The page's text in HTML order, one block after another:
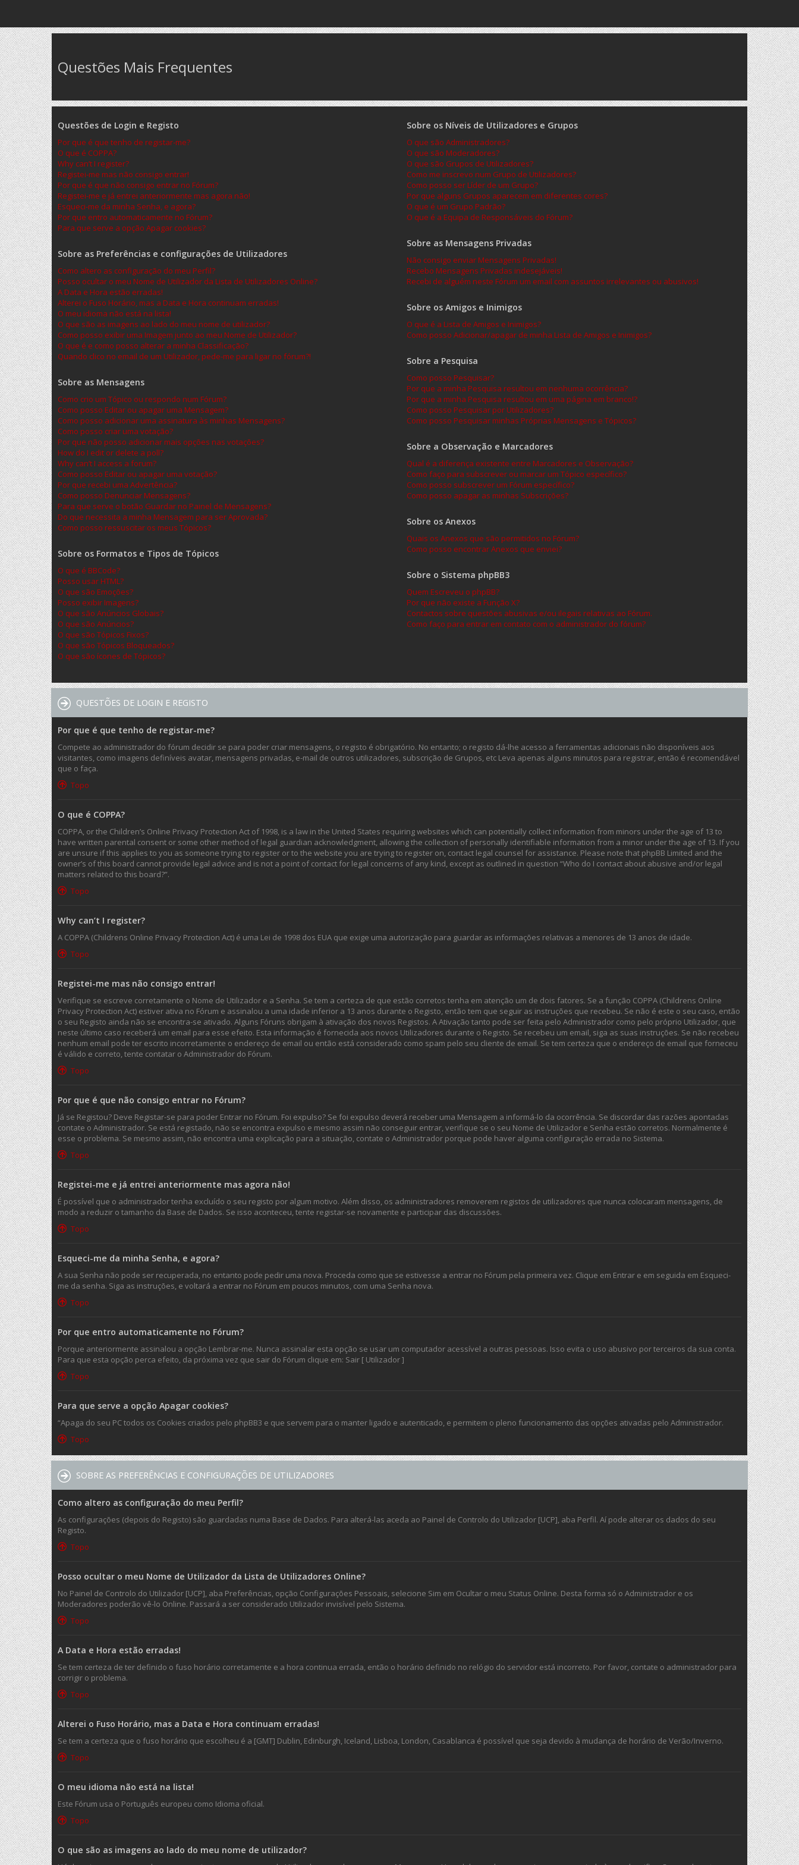
Questões Mais Frequentes
Questões de Login e Registo
Por que é que tenho de registar-me?
O que é COPPA?
Why can’t I register?
Registei-me mas não consigo entrar!
Por que é que não consigo entrar no Fórum?
Registei-me e já entrei anteriormente mas agora não!
Esqueci-me da minha Senha, e agora?
Por que entro automaticamente no Fórum?
Para que serve a opção Apagar cookies?
Sobre as Preferências e configurações de Utilizadores
Como altero as configuração do meu Perfil?
Posso ocultar o meu Nome de Utilizador da Lista de Utilizadores Online?
A Data e Hora estão erradas!
Alterei o Fuso Horário, mas a Data e Hora continuam erradas!
O meu idioma não está na lista!
O que são as imagens ao lado do meu nome de utilizador?
Como posso exibir uma Imagem junto ao meu Nome de Utilizador?
O que é e como posso alterar a minha Classificação?
Quando clico no email de um Utilizador, pede-me para ligar no fórum?!
Sobre as Mensagens
Como crio um Tópico ou respondo num Fórum?
Como posso Editar ou apagar uma Mensagem?
Como posso adicionar uma assinatura às minhas Mensagens?
Como posso criar uma votação?
Por que não posso adicionar mais opções nas votações?
How do I edit or delete a poll?
Why can’t I access a forum?
Como posso Editar ou apagar uma votação?
Por que recebi uma Advertência?
Como posso Denunciar Mensagens?
Para que serve o botão Guardar no Painel de Mensagens?
Do que necessita a minha Mensagem para ser Aprovada?
Como posso ressuscitar os meus Tópicos?
Sobre os Formatos e Tipos de Tópicos
O que é BBCode?
Posso usar HTML?
O que são Emoções?
Posso exibir Imagens?
O que são Anúncios Globais?
O que são Anúncios?
O que são Tópicos Fixos?
O que são Tópicos Bloqueados?
O que são ícones de Tópicos?
Sobre os Níveis de Utilizadores e Grupos
O que são Administradores?
O que são Moderadores?
O que são Grupos de Utilizadores?
Como me inscrevo num Grupo de Utilizadores?
Como posso ser Líder de um Grupo?
Por que alguns Grupos aparecem em diferentes cores?
O que é um Grupo Padrão?
O que é a Equipa de Responsáveis do Fórum?
Sobre as Mensagens Privadas
Não consigo enviar Mensagens Privadas!
Recebo Mensagens Privadas indesejáveis!
Recebi de alguém neste Fórum um email com assuntos irrelevantes ou abusivos!
Sobre os Amigos e Inimigos
O que é a Lista de Amigos e Inimigos?
Como posso Adicionar/apagar de minha Lista de Amigos e Inimigos?
Sobre a Pesquisa
Como posso Pesquisar?
Por que a minha Pesquisa resultou em nenhuma ocorrência?
Por que a minha Pesquisa resultou em uma página em branco!?
Como posso Pesquisar por Utilizadores?
Como posso Pesquisar minhas Próprias Mensagens e Tópicos?
Sobre a Observação e Marcadores
Qual é a diferença existente entre Marcadores e Observação?
Como faço para subscrever ou marcar um Tópico específico?
Como posso subscrever um Fórum específico?
Como posso apagar as minhas Subscrições?
Sobre os Anexos
Quais os Anexos que são permitidos no Fórum?
Como posso encontrar Anexos que enviei?
Sobre o Sistema phpBB3
Quem Escreveu o phpBB?
Por que não existe a Função X?
Contactos sobre questões abusivas e/ou ilegais relativas ao Fórum.
Como faço para entrar em contato com o administrador do fórum?
QUESTÕES DE LOGIN E REGISTO
Por que é que tenho de registar-me?
Compete ao administrador do fórum decidir se para poder criar mensagens, o registo é obrigatório. No entanto; o registo dá-lhe acesso a ferramentas adicionais não disponíveis aos
visitantes, como imagens definíveis avatar, mensagens privadas, e-mail de outros utilizadores, subscrição de Grupos, etc Leva apenas alguns minutos para registrar, então é recomendável
que o faça.
Topo
O que é COPPA?
COPPA, or the Children’s Online Privacy Protection Act of 1998, is a law in the United States requiring websites which can potentially collect information from minors under the age of 13 to
have written parental consent or some other method of legal guardian acknowledgment, allowing the collection of personally identifiable information from a minor under the age of 13. If you
are unsure if this applies to you as someone trying to register or to the website you are trying to register on, contact legal counsel for assistance. Please note that phpBB Limited and the
owner’s of this board cannot provide legal advice and is not a point of contact for legal concerns of any kind, except as outlined in question “Who do I contact about abusive and/or legal
matters related to this board?”.
Topo
Why can’t I register?
A COPPA (Childrens Online Privacy Protection Act) é uma Lei de 1998 dos EUA que exige uma autorização para guardar as informações relativas a menores de 13 anos de idade.
Topo
Registei-me mas não consigo entrar!
Verifique se escreve corretamente o Nome de Utilizador e a Senha. Se tem a certeza de que estão corretos tenha em atenção um de dois fatores. Se a função COPPA (Childrens Online
Privacy Protection Act) estiver ativa no Fórum e assinalou a uma idade inferior a 13 anos durante o Registo, então tem que seguir as instruções que recebeu. Se não é este o seu caso, então
o seu Registo ainda não se encontra-se ativado. Alguns Fóruns obrigam à ativação dos novos Registos. A Ativação tanto pode ser feita pelo Administrador como pelo próprio Utilizador, que
neste último caso receberá um email para esse efeito. Esta informação é fornecida aos novos Utilizadores durante o Registo. Se recebeu um email, siga as suas instruções. Se não recebeu
nenhum email pode ter escrito incorretamente o endereço de email ou então está considerado como spam pelo seu cliente de email. Se tem certeza que o endereço de email que forneceu
é válido e correto, tente contatar o Administrador do Fórum.
Topo
Por que é que não consigo entrar no Fórum?
Já se Registou? Deve Registar-se para poder Entrar no Fórum. Foi expulso? Se foi expulso deverá receber uma Mensagem a informá-lo da ocorrência. Se discordar das razões apontadas
contate o Administrador. Se está registado, não se encontra expulso e mesmo assim não conseguir entrar, verifique se o seu Nome de Utilizador e Senha estão corretos. Normalmente é
esse o problema. Se mesmo assim, não encontra uma explicação para a situação, contate o Administrador porque pode haver alguma configuração errada no Sistema.
Topo
Registei-me e já entrei anteriormente mas agora não!
É possível que o administrador tenha excluído o seu registo por algum motivo. Além disso, os administradores removerem registos de utilizadores que nunca colocaram mensagens, de
modo a reduzir o tamanho da Base de Dados. Se isso aconteceu, tente registar-se novamente e participar das discussões.
Topo
Esqueci-me da minha Senha, e agora?
A sua Senha não pode ser recuperada, no entanto pode pedir uma nova. Proceda como que se estivesse a entrar no Fórum pela primeira vez. Clique em Entrar e em seguida em Esqueci-
me da senha. Siga as instruções, e voltará a entrar no Fórum em poucos minutos, com uma Senha nova.
Topo
Por que entro automaticamente no Fórum?
Porque anteriormente assinalou a opção Lembrar-me. Nunca assinalar esta opção se usar um computador acessível a outras pessoas. Isso evita o uso abusivo por terceiros da sua conta.
Para que esta opção perca efeito, da próxima vez que sair do Fórum clique em: Sair [ Utilizador ]
Topo
Para que serve a opção Apagar cookies?
“Apaga do seu PC todos os Cookies criados pelo phpBB3 e que servem para o manter ligado e autenticado, e permitem o pleno funcionamento das opções ativadas pelo Administrador.
Topo
SOBRE AS PREFERÊNCIAS E CONFIGURAÇÕES DE UTILIZADORES
Como altero as configuração do meu Perfil?
As configurações (depois do Registo) são guardadas numa Base de Dados. Para alterá-las aceda ao Painel de Controlo do Utilizador [UCP], aba Perfil. Aí pode alterar os dados do seu
Registo.
Topo
Posso ocultar o meu Nome de Utilizador da Lista de Utilizadores Online?
No Painel de Controlo do Utilizador [UCP], aba Preferências, opção Configurações Pessoais, selecione Sim em Ocultar o meu Status Online. Desta forma só o Administrador e os
Moderadores poderão vê-lo Online. Passará a ser considerado Utilizador invisível pelo Sistema.
Topo
A Data e Hora estão erradas!
Se tem certeza de ter definido o fuso horário corretamente e a hora continua errada, então o horário definido no relógio do servidor está incorreto. Por favor, contate o administrador para
corrigir o problema.
Topo
Alterei o Fuso Horário, mas a Data e Hora continuam erradas!
Se tem a certeza que o fuso horário que escolheu é a [GMT] Dublin, Edinburgh, Iceland, Lisboa, London, Casablanca é possível que seja devido à mudança de horário de Verão/Inverno.
Topo
O meu idioma não está na lista!
Este Fórum usa o Português europeu como Idioma oficial.
Topo
O que são as imagens ao lado do meu nome de utilizador?